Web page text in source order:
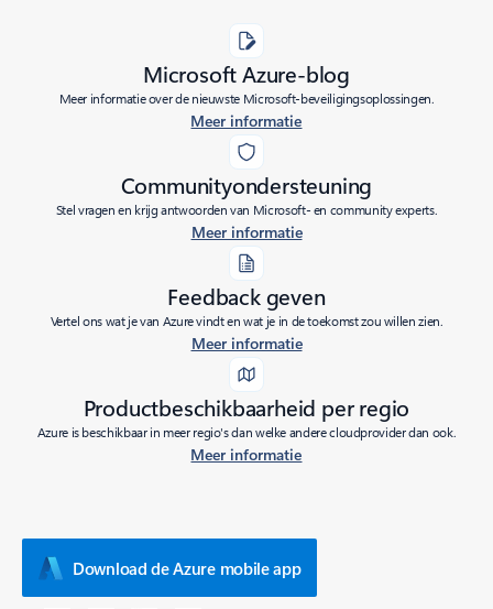
Microsoft Azure-blog
Meer informatie over de nieuwste Microsoft-beveiligingsoplossingen.
Meer informatie
Communityondersteuning
Stel vragen en krijg antwoorden van Microsoft- en community experts.
Meer informatie
Feedback geven
Vertel ons wat je van Azure vindt en wat je in de toekomst zou willen zien.
Meer informatie
Productbeschikbaarheid per regio
Azure is beschikbaar in meer regio's dan welke andere cloudprovider dan ook.
Meer informatie
Download de Azure mobile app